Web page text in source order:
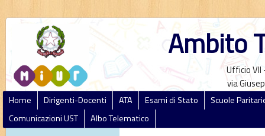
Ambito
Ufficio VII
via
Home Dirigenti-Docenti ATA Esami di Stato
Scuole
Comunicazioni UST
Albo Telematico